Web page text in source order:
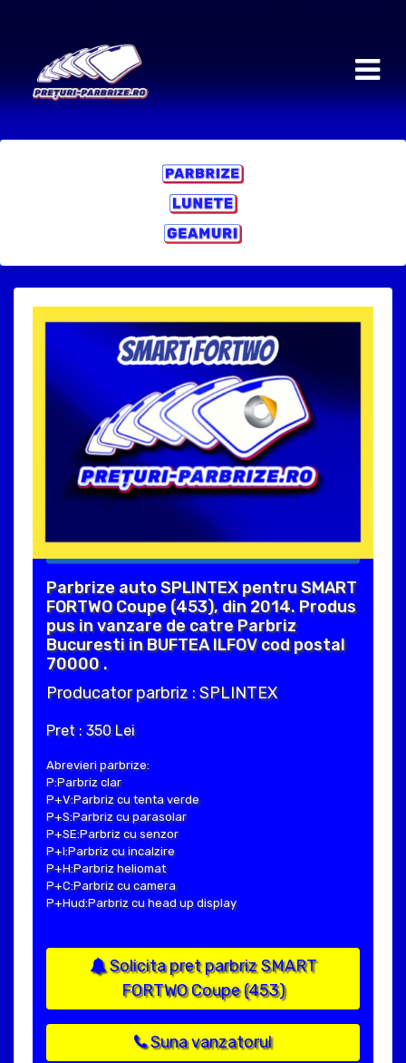
Parbrize auto SPLINTEX pentru SMART
FORTWO Coupe (453), din 2014. Produs
pus in vanzare de catre Parbriz
Bucuresti in BUFTEA ILFOV cod postal
70000 .
Producator parbriz : SPLINTEX
Pret : 350 Lei
Abrevieri parbrize:
P:Parbriz clar
P+V:Parbriz cu tenta verde
P+S:Parbriz cu parasolar
P+SE:Parbriz cu senzor
P+I:Parbriz cu incalzire
P+H:Parbriz heliomat
P+C:Parbriz cu camera
P+Hud:Parbriz cu head up display
Solicita pret parbriz SMART
FORTWO Coupe (453)
Suna vanzatorul